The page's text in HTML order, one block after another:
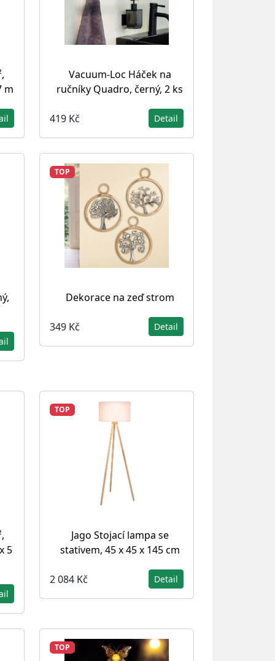
m
Vacuum-Loc Háček na
ručníky Quadro, černý, 2 ks
419 Kč Detail
TOP
Dekorace na zeď strom
349 Kč Detail
5
TOP
Jago Stojací lampa se
stativem, 45 x 45 x 145 cm
2 084 Kč Detail
TOP